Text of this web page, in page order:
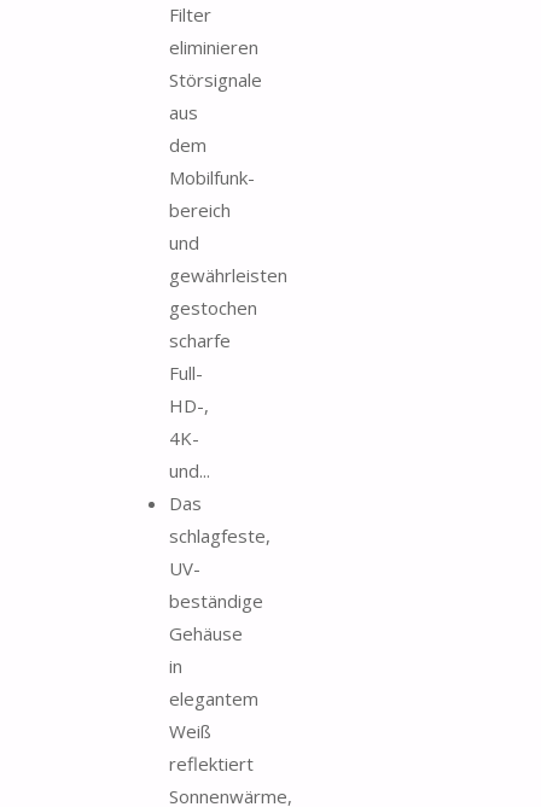
Filter
eliminieren
Störsignale
aus
dem
Mobilfunk­
bereich
und
gewährleisten
gestochen
scharfe
Full-
HD-,
4K-
und...
Das
schlagfeste,
UV-
beständige
Gehäuse
in
elegantem
Weiß
reflektiert
Sonnenwärme,